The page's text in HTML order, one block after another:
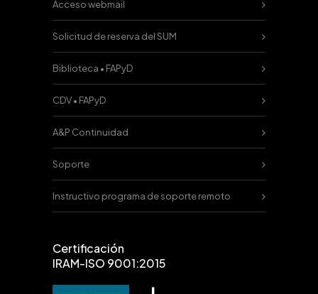
Acceso webmail
Solicitud de reserva del SUM
Biblioteca • FAPyD
CDV • FAPyD
A&P Continuidad
Soporte
Instructivo programa de soporte remoto
Certificación
IRAM-ISO 9001:2015